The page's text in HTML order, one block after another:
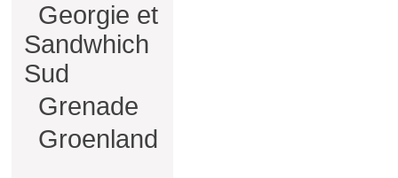
Georgie et
Sandwhich
Sud
Grenade
Groenland